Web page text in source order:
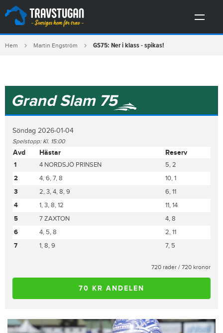
Hem Martin Engström GS75: Ner i klass - spikas!
Grand Slam 75
Söndag 2026-01-04
Spelstopp: Kl. 15:00
Avd Hästar Reserv
1 4 NORDSJÖ PRINSEN
5, 2
2
4, 6, 7, 8
10, 1
3
2, 3, 4, 8, 9
6, 11
4
1, 3, 8, 12
11, 14
5
7 ZAXTON
4, 8
6
4, 5, 8
2, 11
7
1, 8, 9 7, 5
720 rader / 720 kronor
70 KR ANDELEN